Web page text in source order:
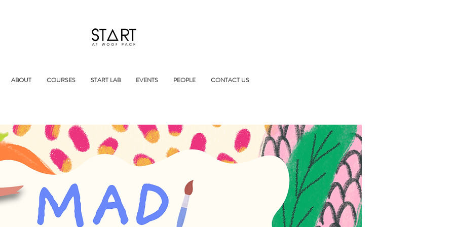
ABOUT COURSES START LAB EVENTS PEOPLE CONTACT US